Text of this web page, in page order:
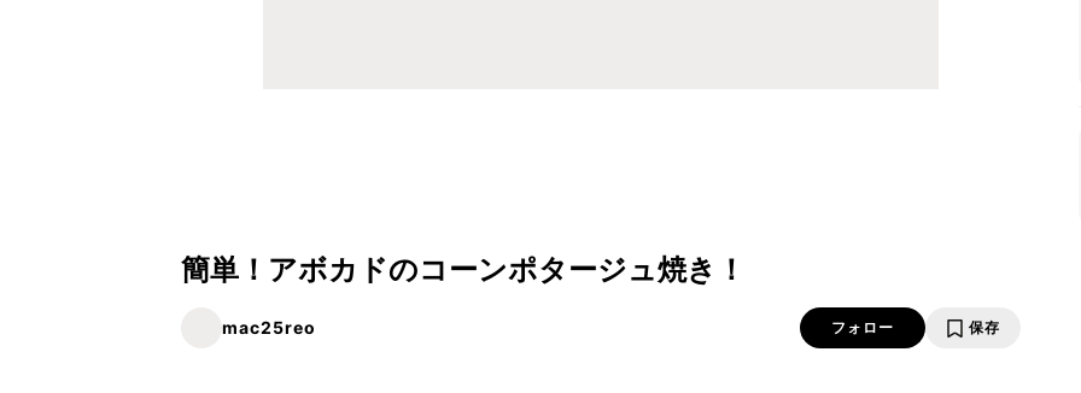
簡単！アボカドのコーンポタージュ焼き！
mac25reo フォロー 保存